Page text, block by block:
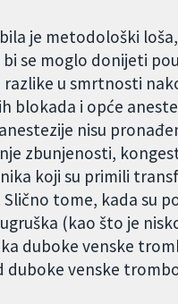
je metodološki
se moglo donijeti
u smrtnosti
blokada i opće
nisu
zbunjenosti,
koji su primili
tome, kada su
(kao što je
duboke venske
venske